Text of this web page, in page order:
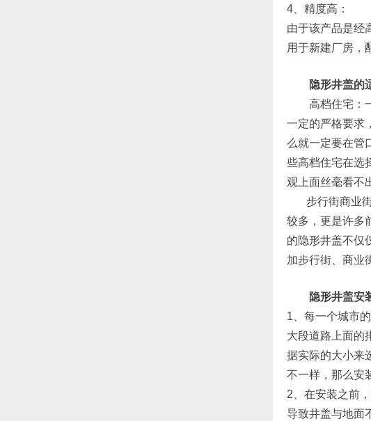
4、精度高：
由于该产品是经
用于新建厂房，
隐形井盖的
高档住宅：一
一定的严格要求
么就一定要在管
些高档住宅在选
观上面丝毫看不
步行街商业街
较多，更是许多
的隐形井盖不仅
加步行街、商业
隐形井盖安
1、每一个城市
大段道路上面的
据实际的大小来
不一样，那么安
2、在安装之前
导致井盖与地面